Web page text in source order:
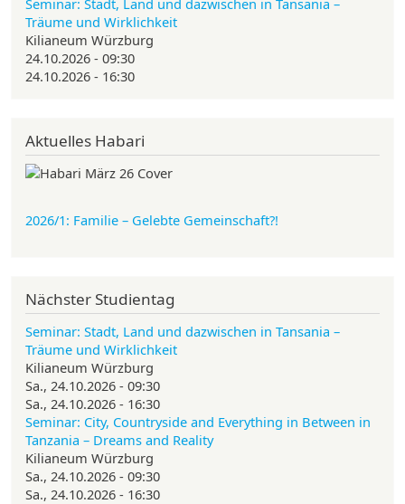
Seminar: Stadt, Land und dazwischen in Tansania –
Träume und Wirklichkeit
Kilianeum Würzburg
24.10.2026 - 09:30
24.10.2026 - 16:30
Aktuelles Habari
2026/1: Familie – Gelebte Gemeinschaft?!
Nächster Studientag
Seminar: Stadt, Land und dazwischen in Tansania –
Träume und Wirklichkeit
Kilianeum Würzburg
Sa., 24.10.2026 - 09:30
Sa., 24.10.2026 - 16:30
Seminar: City, Countryside and Everything in Between in
Tanzania – Dreams and Reality
Kilianeum Würzburg
Sa., 24.10.2026 - 09:30
Sa., 24.10.2026 - 16:30